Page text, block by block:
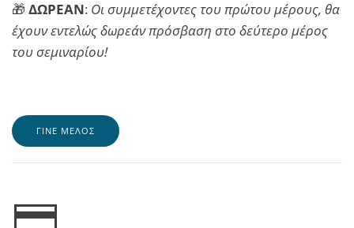
🎁 ΔΩΡΕΑΝ: Οι συμμετέχοντες του πρώτου μέρους, θα
έχουν εντελώς δωρεάν πρόσβαση στο δεύτερο μέρος
του σεμιναρίου!
ΓΙΝΕ ΜΕΛΟΣ